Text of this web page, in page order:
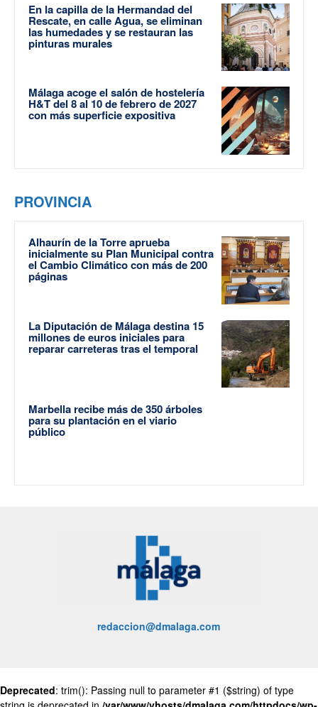
En la capilla de la Hermandad del
Rescate, en calle Agua, se eliminan
las humedades y se restauran las
pinturas murales
Málaga acoge el salón de hostelería
H&T del 8 al 10 de febrero de 2027
con más superficie expositiva
PROVINCIA
Alhaurín de la Torre aprueba
inicialmente su Plan Municipal contra
el Cambio Climático con más de 200
páginas
La Diputación de Málaga destina 15
millones de euros iniciales para
reparar carreteras tras el temporal
Marbella recibe más de 350 árboles
para su plantación en el viario
público
redaccion@dmalaga.com
Deprecated: trim(): Passing null to parameter #1 ($string) of type